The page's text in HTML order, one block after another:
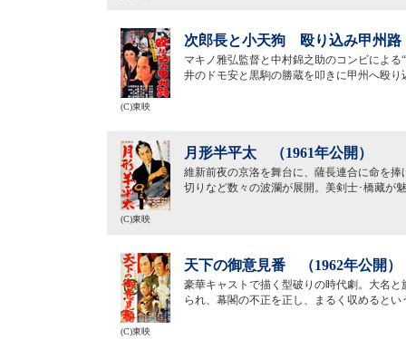
次郎長と小天狗 殴り込み甲州路
マキノ雅弘監督と中村錦之助のコンビによ
井のドモ安と黒駒の勝蔵を叩きに甲州へ殴
(C)東映
月形半平太 （1961年公開）
維新前夜の京洛を舞台に、薩長連合に命を
切りなど数々の波瀾が展開。美剣士･橋藏が
(C)東映
天下の御意見番 （1962年公開）
豪華キャストで描く型破りの時代劇。大名
られ、幕閣の不正を正し、まるく収めると
(C)東映